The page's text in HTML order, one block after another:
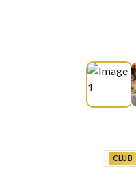
CLUB